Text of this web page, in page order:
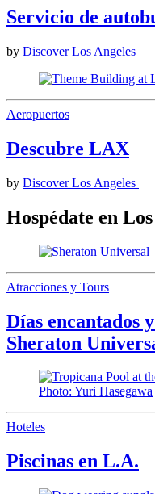
Servicio de
by Discover Los Angeles
Aeropuertos
Descubre LAX
by Discover Los Angeles
Hospédate en
Atracciones y Tours
Días encantados
Sheraton
Hoteles
Piscinas en L.A.